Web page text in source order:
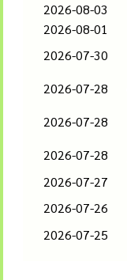
2026-08-03
2026-08-01
2026-07-30
2026-07-28
2026-07-28
2026-07-28
2026-07-27
2026-07-26
2026-07-25